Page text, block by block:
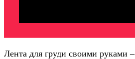
Лента для груди своими руками